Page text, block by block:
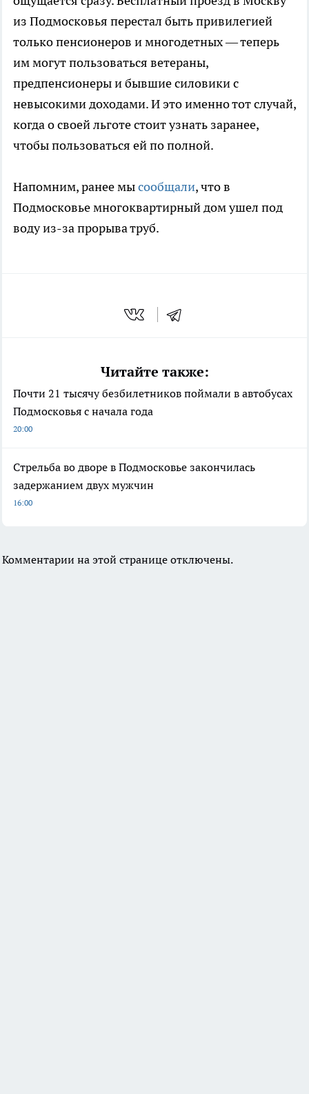
из Подмосковья перестал быть привилегией
только пенсионеров и многодетных — теперь
им могут пользоваться ветераны,
предпенсионеры и бывшие силовики с
невысокими доходами. И это именно тот случай,
когда о своей льготе стоит узнать заранее,
чтобы пользоваться ей по полной.
Напомним, ранее мысообщали, что в
Подмосковье многоквартирный дом ушел под
воду из-за прорыва труб.
Читайте также:
Почти 21 тысячу безбилетников поймали в автобусах
Подмосковья с начала года
20:00
Стрельба во дворе в Подмосковье закончилась
задержанием двух мужчин
16:00
Комментарии на этой странице отключены.